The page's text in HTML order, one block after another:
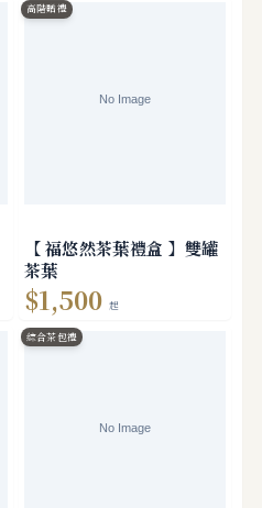
高階贈禮
【 福悠然茶葉禮盒 】雙罐
茶葉
$1,500 起
綜合茶包禮